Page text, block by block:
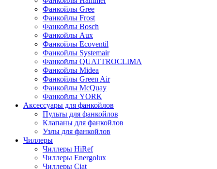
Фанкойлы Gree
Фанкойлы Frost
Фанкойлы Bosch
Фанкойлы Aux
Фанкойлы Ecoventil
Фанкойлы Systemair
Фанкойлы QUATTROCLIMA
Фанкойлы Midea
Фанкойлы Green Air
Фанкойлы McQuay
Фанкойлы YORK
Аксессуары для фанкойлов
Пульты для фанкойлов
Клапаны для фанкойлов
Узлы для фанкойлов
Чиллеры
Чиллеры HiRef
Чиллеры Energolux
Чиллеры Ciat